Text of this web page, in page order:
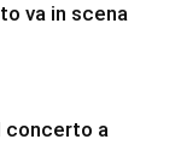
va in scena
concerto a